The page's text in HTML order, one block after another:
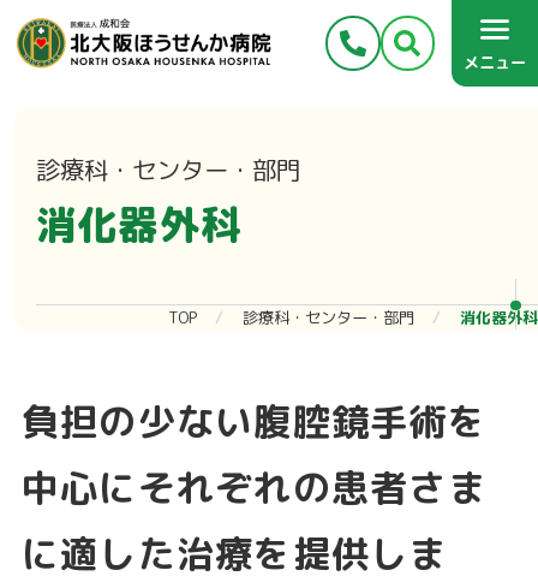
メニュー
診療科・センター・部門
消化器外科
TOP 診療科・センター・部門 消化器外科
負担の少ない腹腔鏡手術を
中心にそれぞれの患者さま
に適した治療を提供しま